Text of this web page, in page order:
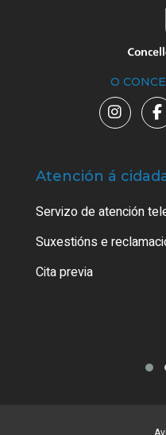
O
Atención á
Servizo de atención
Suxestións e
Cita previa